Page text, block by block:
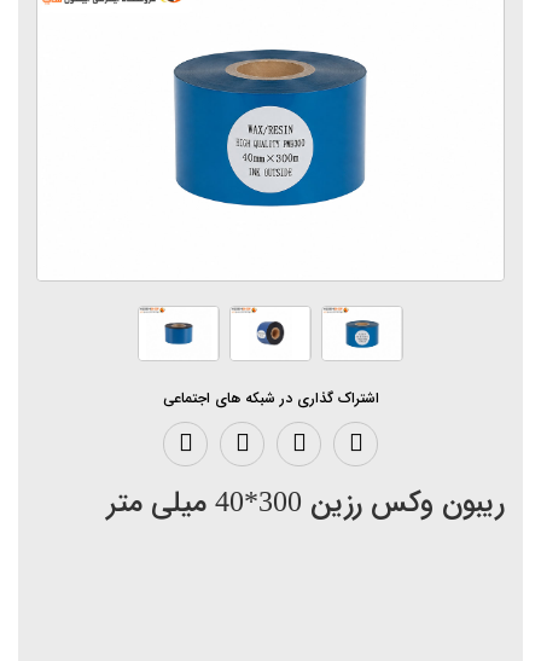
اشتراک گذاری در شبکه های اجتماعی
ریبون وکس رزین 300*40 میلی متر